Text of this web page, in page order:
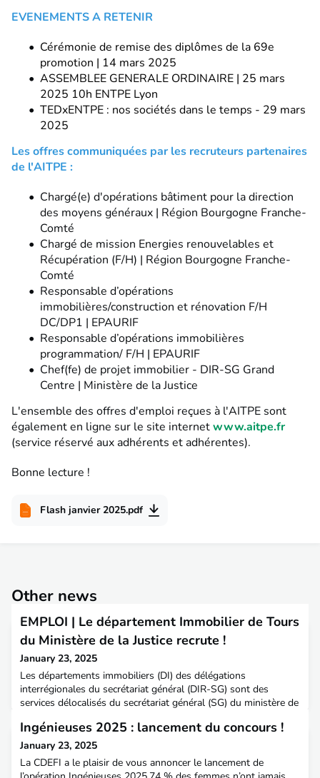
EVENEMENTS A RETENIR
Cérémonie de remise des diplômes de la 69e
promotion | 14 mars 2025
ASSEMBLEE GENERALE ORDINAIRE | 25 mars
2025 10h ENTPE Lyon
TEDxENTPE : nos sociétés dans le temps - 29 mars
2025
Les offres communiquées par les recruteurs partenaires
de l'AITPE :
Chargé(e) d'opérations bâtiment pour la direction
des moyens généraux | Région Bourgogne Franche-
Comté
Chargé de mission Energies renouvelables et
Récupération (F/H) | Région Bourgogne Franche-
Comté
Responsable d’opérations
immobilières/construction et rénovation F/H
DC/DP1 | EPAURIF
Responsable d’opérations immobilières
programmation/ F/H | EPAURIF
Chef(fe) de projet immobilier - DIR-SG Grand
Centre | Ministère de la Justice
L'ensemble des offres d'emploi reçues à l'AITPE sont
également en ligne sur le site internetwww.aitpe.fr
(service réservé aux adhérents et adhérentes).
Bonne lecture !
Flash janvier 2025.pdf
Other news
EMPLOI | Le département Immobilier de Tours
du Ministère de la Justice recrute !
January 23, 2025
Les départements immobiliers (DI) des délégations
interrégionales du secrétariat général (DIR-SG) sont des
services délocalisés du secrétariat général (SG) du ministère de
d'apporter leur soutien aux juridictions et aux services
déconcentrés dans plusieurs domaines (action sociale,
formation, hygiène, santé et sécurité au travail, i
Ingénieuses 2025 : lancement du concours !
January 23, 2025
La CDEFI a le plaisir de vous annoncer le lancement de